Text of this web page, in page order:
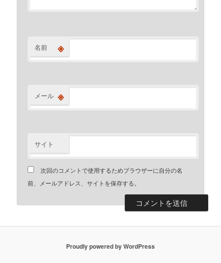
名前 ※
メール ※
サイト
次回のコメントで使用するためブラウザーに自分の名
前、メールアドレス、サイトを保存する。
Proudly powered by WordPress